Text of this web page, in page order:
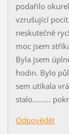
podařilo
vzrušující
neskutečně
moc jsem
Byla jsem
hodin. Bylo
sem utíkala
stalo.........
Odpovědět